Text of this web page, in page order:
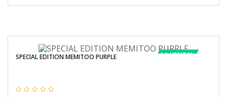
LA VENTA!
SPECIAL EDITION MEMITOO PURPLE